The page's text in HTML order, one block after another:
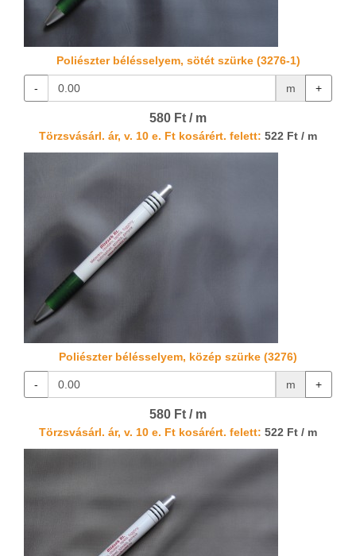
Poliészter bélésselyem, sötét szürke (3276-1)
- m +
580 Ft / m
Törzsvásárl. ár, v. 10 e. Ft kosárért. felett: 522 Ft / m
Poliészter bélésselyem, közép szürke (3276)
- m +
580 Ft / m
Törzsvásárl. ár, v. 10 e. Ft kosárért. felett: 522 Ft / m